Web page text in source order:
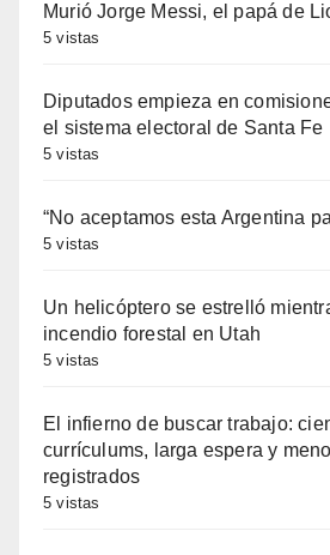
Murió Jorge Messi, el papá de
5 vistas
Diputados empieza en
el sistema electoral de Santa Fe
5 vistas
“No aceptamos esta Argentina
5 vistas
Un helicóptero se estrelló
incendio forestal en Utah
5 vistas
El infierno de buscar trabajo:
currículums, larga espera y
registrados
5 vistas